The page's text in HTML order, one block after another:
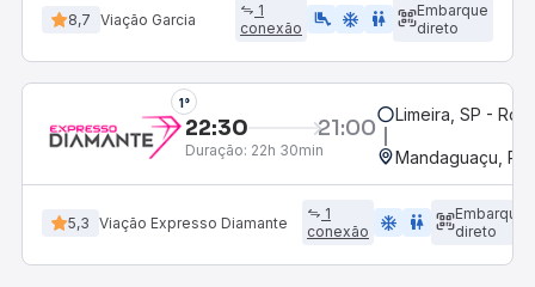
8,7 Viação Garcia
1
conexão
airline_seat_legroom_extra ac_unit wc
Embarque
direto
1°
22:30 21:00
Duração: 22h 30min
Limeira, SP -
Mandaguaçu, PR
5,3 Viação Expresso Diamante
1
conexão
ac_unit wc
Embarque
direto